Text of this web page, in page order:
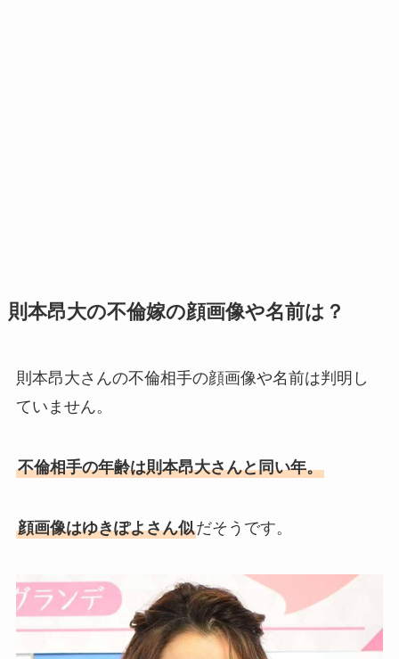
則本昂大の不倫嫁の顔画像や名前は？
則本昂大さんの不倫相手の顔画像や名前は判明し
ていません。
不倫相手の年齢は則本昂大さんと同い年。
顔画像はゆきぽよさん似だそうです。